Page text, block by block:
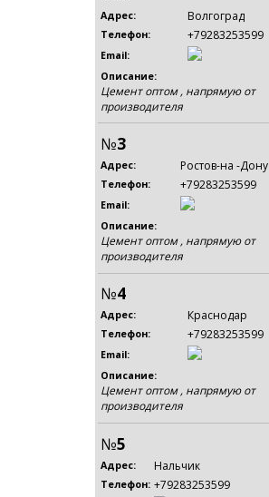
Адрес: Волгоград
Телефон: +79283253599
Email:
Описание:
Цемент оптом , напрямую от
производителя
№3
Адрес: Ростов-на -Дону
Телефон: +79283253599
Email:
Описание:
Цемент оптом , напрямую от
производителя
№4
Адрес: Краснодар
Телефон: +79283253599
Email:
Описание:
Цемент оптом , напрямую от
производителя
№5
Адрес: Нальчик
Телефон: +79283253599